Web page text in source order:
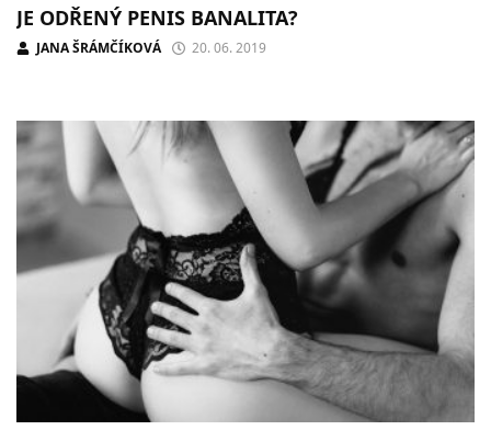
JE ODŘENÝ PENIS BANALITA?
JANA ŠRÁMČÍKOVÁ 20. 06. 2019